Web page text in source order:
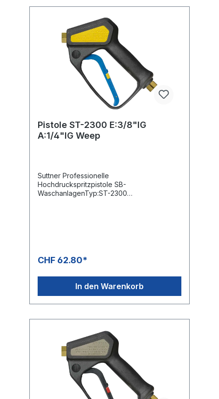
Pistole ST-2300 E:3/8"IG
A:1/4"IG Weep
Suttner Professionelle
Hochdruckspritzpistole SB-
WaschanlagenTyp:ST-2300
CHF 62.80*
In den Warenkorb